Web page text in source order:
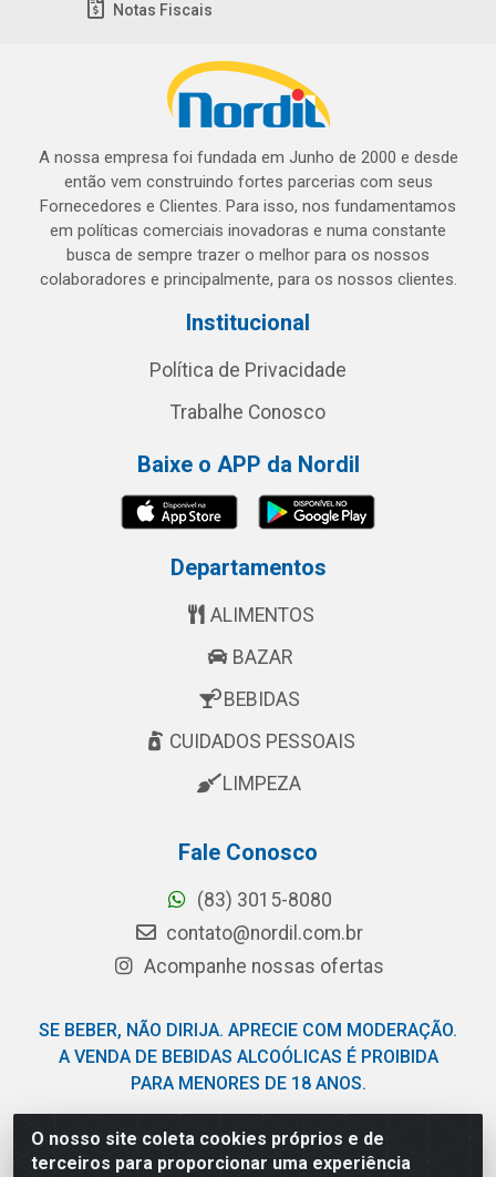
O nosso site coleta cookies próprios e de
terceiros para proporcionar uma experiência
Notas Fiscais
A nossa empresa foi fundada em Junho de 2000 e desde
então vem construindo fortes parcerias com seus
Fornecedores e Clientes. Para isso, nos fundamentamos
em políticas comerciais inovadoras e numa constante
busca de sempre trazer o melhor para os nossos
colaboradores e principalmente, para os nossos clientes.
Institucional
Política de Privacidade
Trabalhe Conosco
Baixe o APP da Nordil
Departamentos
ALIMENTOS
BAZAR
BEBIDAS
CUIDADOS PESSOAIS
LIMPEZA
Fale Conosco
(83) 3015-8080
contato@nordil.com.br
Acompanhe nossas ofertas
SE BEBER, NÃO DIRIJA. APRECIE COM MODERAÇÃO.
A VENDA DE BEBIDAS ALCOÓLICAS É PROIBIDA
PARA MENORES DE 18 ANOS.
Nordil Distribuidora - Avenida Liberdade, 2738, Bloco F -